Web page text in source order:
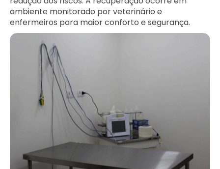
ambiente monitorado por veterinário e
enfermeiros para maior conforto e segurança.